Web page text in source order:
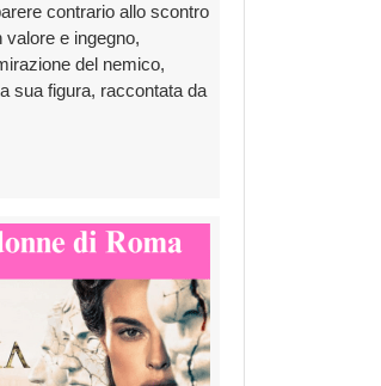
contrario allo scontro
valore e ingegno,
del nemico,
sua figura, raccontata da